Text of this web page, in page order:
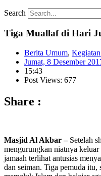
Search
Tiga Muallaf di Hari
Berita Umum,
Jumat, 8 Desember
15:43
Post Views: 677
Share :
Masjid Al Akbar – Setelah
mengurungkan niatnya
jamaah terlihat antusias
dan seiman. Tiga pemuda